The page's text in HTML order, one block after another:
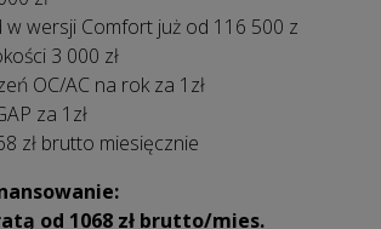
w wersji Comfort już od 116 500 z
3 000 zł
OC/AC na rok za 1zł
za 1zł
zł brutto miesięcznie
od 1068 zł brutto/mies.